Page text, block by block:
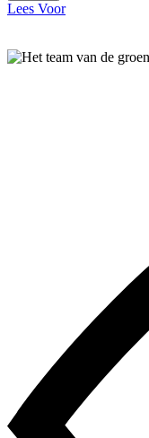
Lees Voor